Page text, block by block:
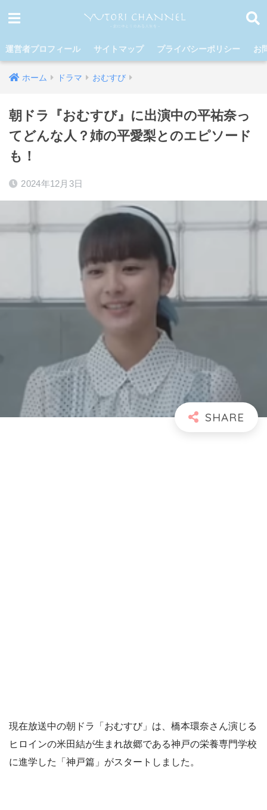
運営者プロフィール サイトマップ プライバシーポリシー お
ホーム ドラマ おむすび
朝ドラ『おむすび』に出演中の平祐奈っ
てどんな人？姉の平愛梨とのエピソード
も！
2024年12月3日
現在放送中の朝ドラ「おむすび」は、橋本環奈さん演じる
ヒロインの米田結が生まれ故郷である神戸の栄養専門学校
に進学した「神戸篇」がスタートしました。